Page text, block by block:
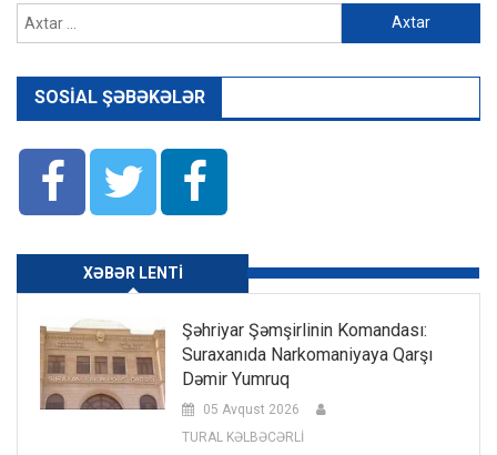
SOSIAL ŞƏBƏKƏLƏR
XƏBƏR LENTI
Şəhriyar Şəmşirlinin Komandası:
Suraxanıda Narkomaniyaya Qarşı
Dəmir Yumruq
05 Avqust 2026
TURAL KƏLBƏCƏRLİ